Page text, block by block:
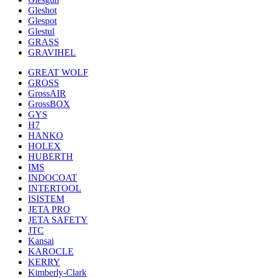
Gleshot
Glespot
Glestul
GRASS
GRAVIHEL
GREAT WOLF
GROSS
GrossAIR
GrossBOX
GYS
H7
HANKO
HOLEX
HUBERTH
IMS
INDOCOAT
INTERTOOL
ISISTEM
JETA PRO
JETA SAFETY
JTC
Kansai
KAROCLE
KERRY
Kimberly-Clark